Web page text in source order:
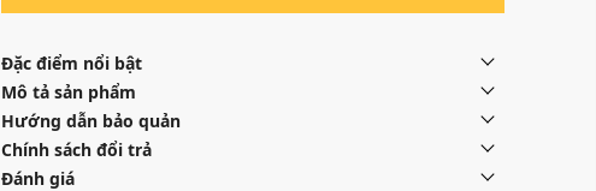
Đặc điểm nổi bật
Mô tả sản phẩm
Hướng dẫn bảo quản
Chính sách đổi trả
Đánh giá